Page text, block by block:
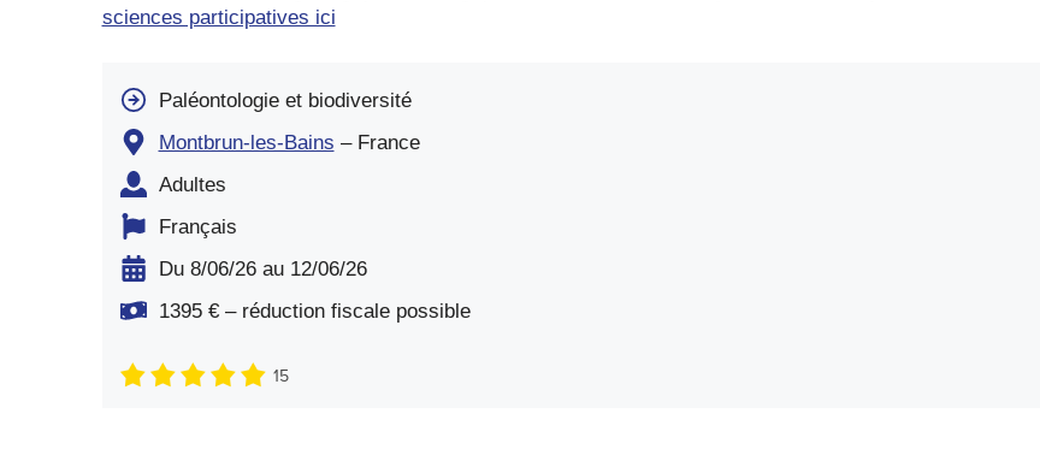
sciences participatives ici
Paléontologie et biodiversité
Montbrun-les-Bains – France
Adultes
Français
Du 8/06/26 au 12/06/26
1395 € – réduction fiscale possible
15